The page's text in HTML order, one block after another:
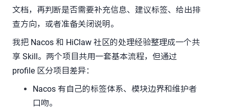
文档，再判断是否需要补充信息、建议标签、给出排
查方向，或者准备关闭说明。
我把 Nacos 和 HiClaw 社区的处理经验整理成一个共
享 Skill。两个项目共用一套基本流程，但通过
profile 区分项目差异：
Nacos 有自己的标签体系、模块边界和维护者
口吻。